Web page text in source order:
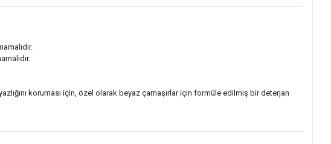
koruması için, özel olarak beyaz çamaşırlar için formüle edilmiş bir deterjan